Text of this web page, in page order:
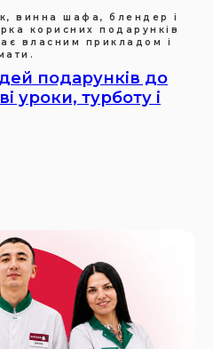
винна шафа, блендер і
корисних подарунків
власним прикладом і
подарунків до
уроки, турботу і